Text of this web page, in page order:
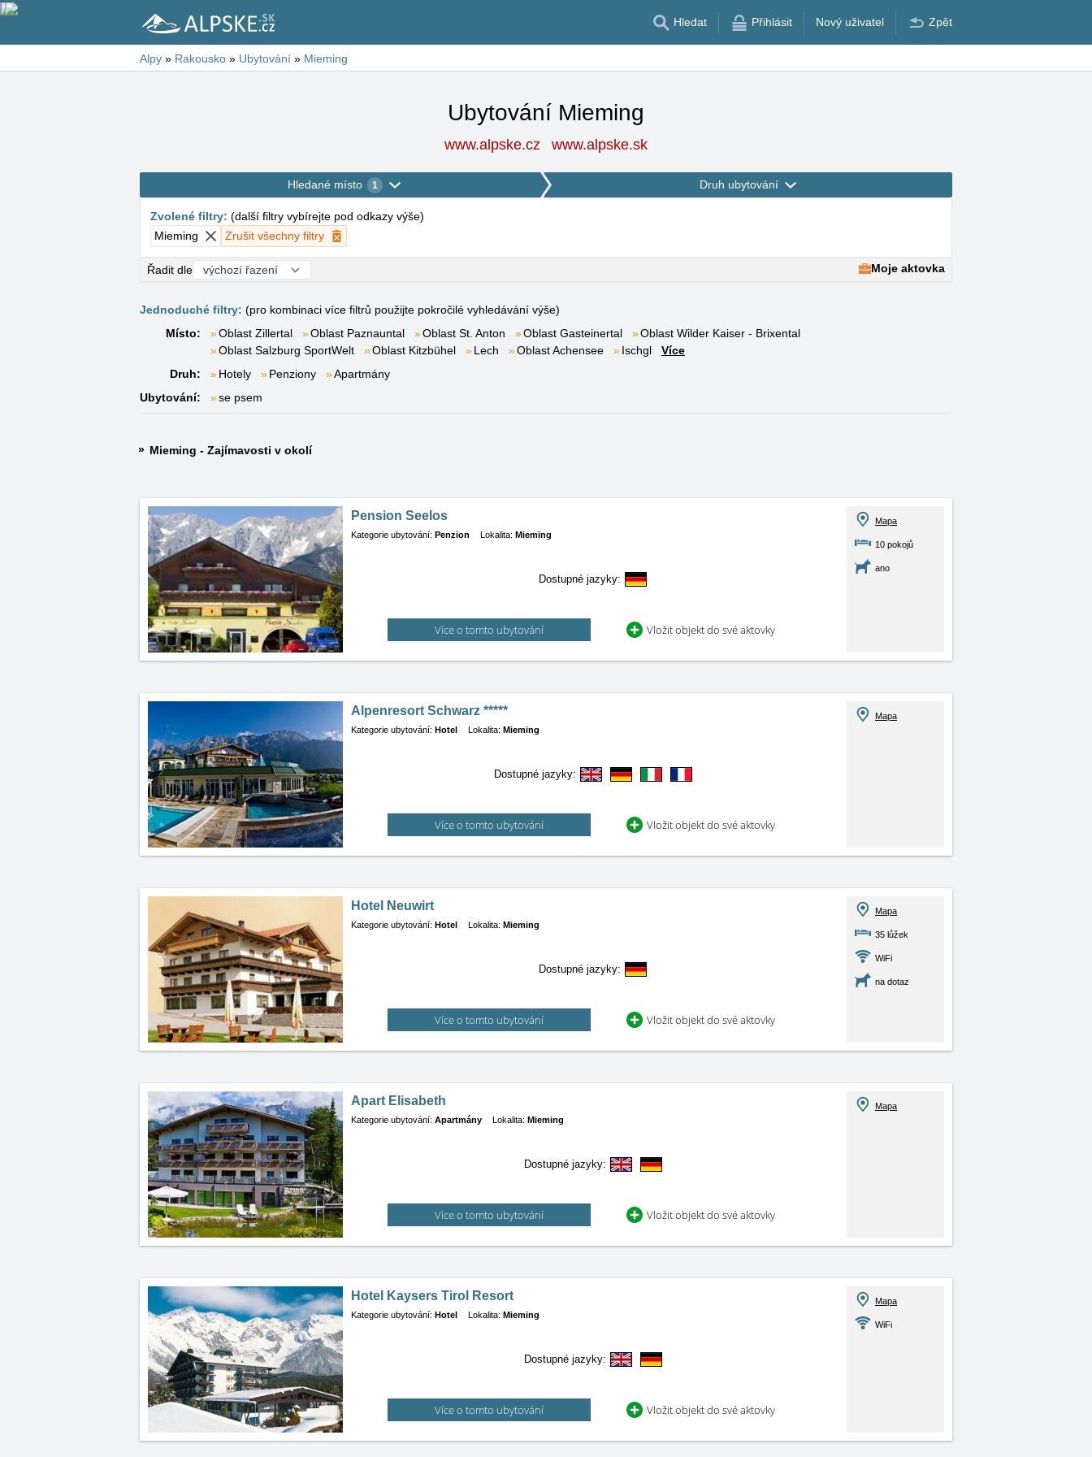
Hledat Přihlásit Nový uživatel Zpět
Alpy » Rakousko » Ubytování » Mieming
Ubytování Mieming
www.alpske.cz www.alpske.sk
Hledané místo 1 Druh ubytování
Zvolené filtry: (další filtry vybírejte pod odkazy výše)
Mieming
Zrušit všechny filtry
Řadit dle Moje aktovka
Jednoduché filtry: (pro kombinaci více filtrů použijte pokročilé vyhledávání výše)
Místo:
Oblast Zillertal Oblast Paznauntal Oblast St. Anton Oblast Gasteinertal
Oblast Wilder Kaiser - Brixental
Oblast Salzburg SportWelt
Oblast Kitzbühel Lech Oblast Achensee Ischgl
Více
Druh:
Hotely Penziony
Apartmány
Ubytování:
se psem
Mieming - Zajímavosti v okolí
Pension Seelos
Kategorie ubytování: Penzion Lokalita: Mieming
Dostupné jazyky:
Více o tomto ubytování Vložit objekt do své aktovky
Mapa
10 pokojů
ano
Alpenresort Schwarz *****
Kategorie ubytování: Hotel Lokalita: Mieming
Dostupné jazyky:
Více o tomto ubytování Vložit objekt do své aktovky
Mapa
Hotel Neuwirt
Kategorie ubytování: Hotel Lokalita: Mieming
Dostupné jazyky:
Více o tomto ubytování Vložit objekt do své aktovky
Mapa
35 lůžek
WiFi
na dotaz
Apart Elisabeth
Kategorie ubytování: Apartmány Lokalita: Mieming
Dostupné jazyky:
Více o tomto ubytování Vložit objekt do své aktovky
Mapa
Hotel Kaysers Tirol Resort
Kategorie ubytování: Hotel Lokalita: Mieming
Dostupné jazyky:
Více o tomto ubytování Vložit objekt do své aktovky
Mapa
WiFi